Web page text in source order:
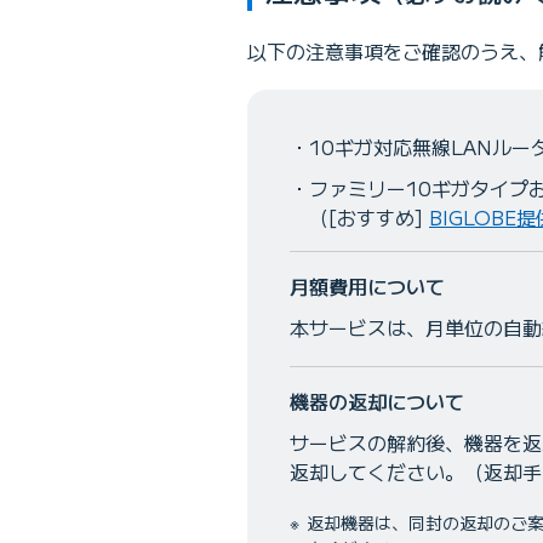
以下の注意事項をご確認のうえ
10ギガ対応無線LANルー
ファミリー10ギガタイプ
（[おすすめ] BIGLOBE
月額費用について
本サービスは、月単位の自
機器の返却について
サービスの解約後、機器を
返却してください。（返却
返却機器は、同封の返却のご